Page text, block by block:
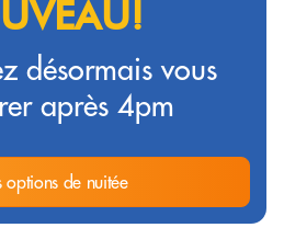
désormais vous
après 4pm
options de nuitée